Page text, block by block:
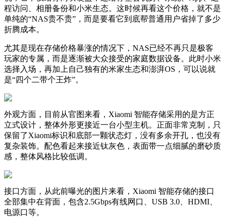
程访问、相册备份和小米生态。这时候再看这个价格，就不是
单纯的“NAS贵不贵”，而是要看它到底帮普通用户省掉了多少
折腾成本。
尤其是现在存储价格暴涨的情况下，NAS已经不再只是极客
玩家的专属，而是逐渐被大众接受的家庭数据设备。此时小米
选择入场，再加上自己独有的米家生态和澎湃OS，可以说就
是“四个二带个王炸”。
外观方面，目前从官图来看，Xiaomi 智能存储采用的是方正
立式设计，整体外形更接近一台小型主机。正面非常克制，只
保留了Xiaomi标识和底部一颗状态灯，没有多余开孔，也没有
复杂装饰。配色看起来接近钛灰色，表面带一点细腻的磨砂质
感，整体风格比较低调。
接口方面，从此前曝光的图片来看，Xiaomi 智能存储的接口
全部集中在背面，包含2.5Gbps有线网口、USB 3.0、HDMI、
电源口等。